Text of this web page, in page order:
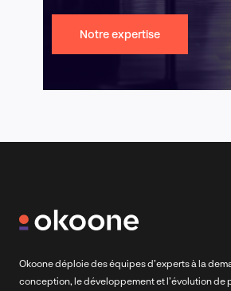
Notre expertise
Okoone déploie des équipes d’experts à la
conception, le développement et l’évolution de